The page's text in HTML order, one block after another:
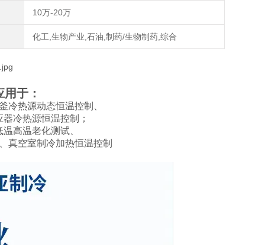
10万-20万
化工,生物产业,石油,制药/生物制药,综合
于：
冷热源动态恒温控制、
冷热源恒温控制；
高温老化测试、
真空室制冷加热恒温控制